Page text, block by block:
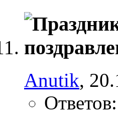
Anutik,
Ответов: